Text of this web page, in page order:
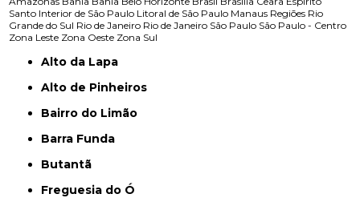
Santo Interior de São Paulo Litoral de São Paulo Manaus Regiões Rio
Grande do Sul Rio de Janeiro Rio de Janeiro São Paulo São Paulo - Centro
Zona Leste Zona Oeste Zona Sul
Alto da Lapa
Alto de Pinheiros
Bairro do Limão
Barra Funda
Butantã
Freguesia do Ó